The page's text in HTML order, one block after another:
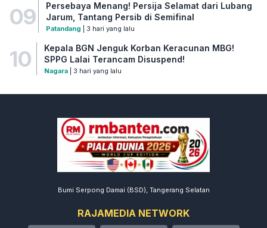
09
Persebaya Menang! Persija Selamat dari Lubang
Jarum, Tantang Persib di Semifinal
Patandang | 3 hari yang lalu
10
Kepala BGN Jenguk Korban Keracunan MBG!
SPPG Lalai Terancam Disuspend!
Nagara| 3 hari yang lalu
Bumi Serpong Damai (BSD), Tangerang Selatan
RAJAMEDIA NETWORK